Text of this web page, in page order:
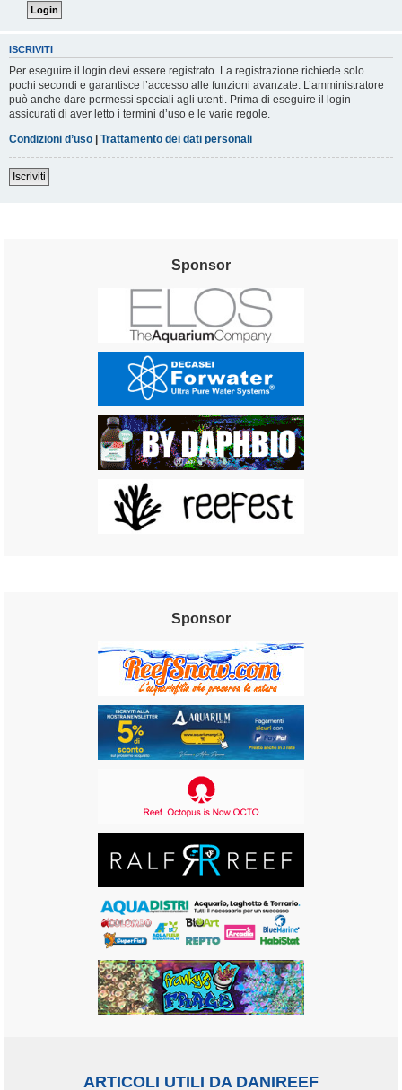
ISCRIVITI
Per eseguire il login devi essere registrato. La registrazione richiede solo
pochi secondi e garantisce l’accesso alle funzioni avanzate. L’amministratore
può anche dare permessi speciali agli utenti. Prima di eseguire il login
assicurati di aver letto i termini d’uso e le varie regole.
Condizioni d’uso | Trattamento dei dati personali
Iscriviti
Sponsor
Sponsor
ARTICOLI UTILI DA DANIREEF